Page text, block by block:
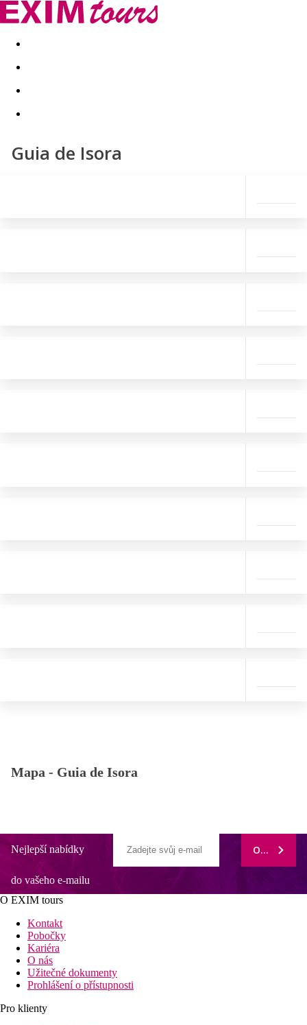
Akční nabídky Last minute
Guia de Isora
Mapa - Guia de Isora
Nejlepší nabídky
do vašeho e-mailu
ODEBÍRAT
O EXIM tours
Kontakt
Pobočky
Kariéra
O nás
Užitečné dokumenty
Prohlášení o přístupnosti
Pro klienty